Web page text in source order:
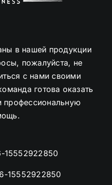
в нашей продукции
пожалуйста, не
с нами своими
готова оказать
профессиональную
15552922850
15552922850